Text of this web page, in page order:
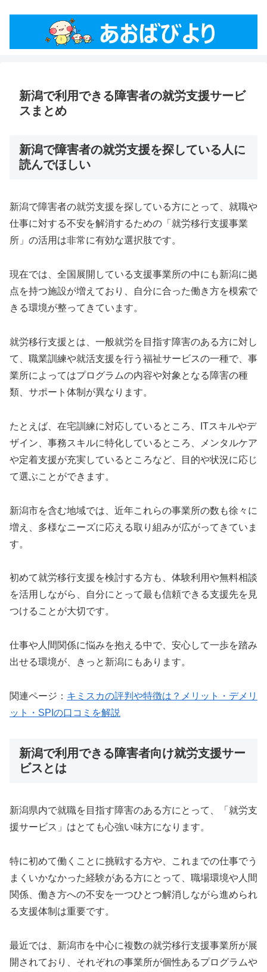
新潟で利用できる障害者の就労支援サービ
スまとめ
新潟で障害者の就労支援を探している人に
読んでほしい
新潟で障害者の就労支援を探している方にとって、就職や
仕事に対する不安を解消するための「就労移行支援事業
所」の活用は非常に有効な選択肢です。
現在では、全国展開している支援事業所の中にも新潟に拠
点を持つ施設が増えており、自分に合った働き方を模索で
きる環境が整ってきています。
就労移行支援とは、一般就労を目指す障害のある方に対し
て、職業訓練や就活支援を行う福祉サービスの一種で、事
業所によってはプログラムの内容や対象となる障害の種
類、サポート体制が異なります。
たとえば、在宅訓練に対応しているところ、ITスキルやデ
ザイン、事務スキルに特化しているところ、メンタルケア
や定着支援が充実しているところなど、目的や状況に応じ
て選ぶことができます。
新潟市を含む地域では、近年これらの事業所の数も徐々に
増え、多様なニーズに応える取り組みが広がってきていま
す。
初めて就労移行支援を検討する方も、体験利用や無料相談
を活用しながら、自分にとって最も信頼できる支援先を見
つけることが大切です。
仕事や人間関係に悩みを抱える中で、安心して一歩を踏み
出せる環境が、きっと新潟にもあります。
関連ページ： キミスカの評判や特徴は？メリット・デメリ
ット・SPIの口コミを解説
新潟で利用できる障害者向け就労支援サー
ビスとは
新潟県内で就職を目指す障害のある方にとって、「就労支
援サービス」はとても心強い味方になります。
特に初めて働くことに挑戦する方や、これまでの仕事でう
まくいかなかった経験がある方にとって、職場環境や人間
関係、働き方への不安を一つひとつ解消しながら進められ
る支援体制は重要です。
最近では、新潟市を中心に複数の就労移行支援事業所が展
開されており、それぞれの事業所が個性あるプログラムや